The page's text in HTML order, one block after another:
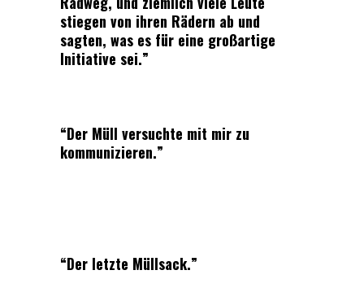
stiegen von ihren Rädern ab und
sagten, was es für eine großartige
Initiative sei.”
“Der Müll versuchte mit mir zu
kommunizieren.”
“Der letzte Müllsack.”